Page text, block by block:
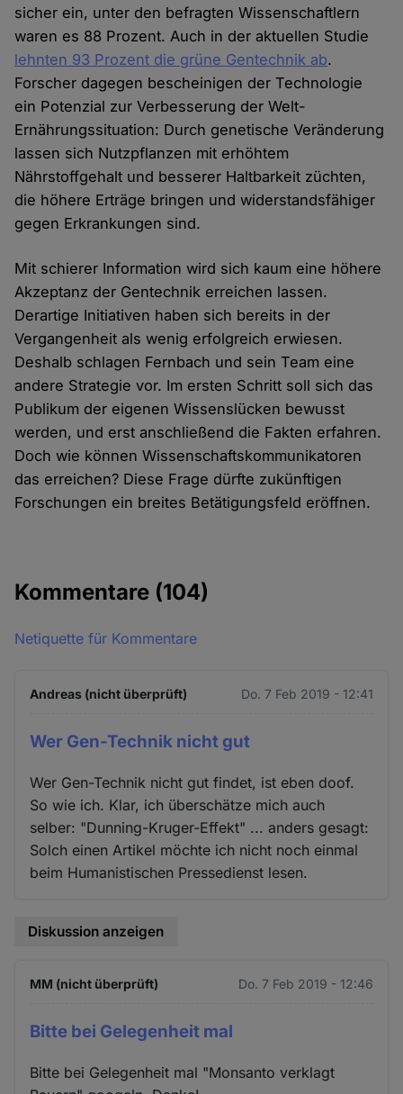
sicher ein, unter den befragten Wissenschaftlern
waren es 88 Prozent. Auch in der aktuellen Studie
lehnten 93 Prozent die grüne Gentechnik ab.
Forscher dagegen bescheinigen der Technologie
ein Potenzial zur Verbesserung der Welt-
Ernährungssituation: Durch genetische Veränderung
lassen sich Nutzpflanzen mit erhöhtem
Nährstoffgehalt und besserer Haltbarkeit züchten,
die höhere Erträge bringen und widerstandsfähiger
gegen Erkrankungen sind.
Mit schierer Information wird sich kaum eine höhere
Akzeptanz der Gentechnik erreichen lassen.
Derartige Initiativen haben sich bereits in der
Vergangenheit als wenig erfolgreich erwiesen.
Deshalb schlagen Fernbach und sein Team eine
andere Strategie vor. Im ersten Schritt soll sich das
Publikum der eigenen Wissenslücken bewusst
werden, und erst anschließend die Fakten erfahren.
Doch wie können Wissenschaftskommunikatoren
das erreichen? Diese Frage dürfte zukünftigen
Forschungen ein breites Betätigungsfeld eröffnen.
Kommentare (104)
Netiquette für Kommentare
Andreas (nicht überprüft) Do. 7 Feb 2019 - 12:41
Wer Gen-Technik nicht gut
Wer Gen-Technik nicht gut findet, ist eben doof.
So wie ich. Klar, ich überschätze mich auch
selber: "Dunning-Kruger-Effekt" ... anders gesagt:
Solch einen Artikel möchte ich nicht noch einmal
beim Humanistischen Pressedienst lesen.
Diskussion anzeigen
MM (nicht überprüft) Do. 7 Feb 2019 - 12:46
Bitte bei Gelegenheit mal
Bitte bei Gelegenheit mal "Monsanto verklagt